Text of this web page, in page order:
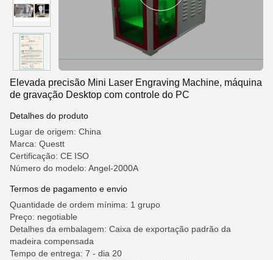
Elevada precisão Mini Laser Engraving Machine, máquina
de gravação Desktop com controle do PC
Detalhes do produto
Lugar de origem: China
Marca: Questt
Certificação: CE ISO
Número do modelo: Angel-2000A
Termos de pagamento e envio
Quantidade de ordem mínima: 1 grupo
Preço: negotiable
Detalhes da embalagem: Caixa de exportação padrão da
madeira compensada
Tempo de entrega: 7 - dia 20